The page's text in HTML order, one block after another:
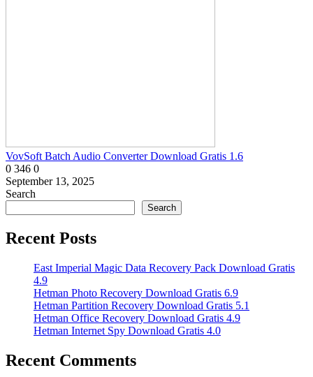
VovSoft Batch Audio Converter Download Gratis 1.6
0 346 0
September 13, 2025
Search
Search
Recent Posts
East Imperial Magic Data Recovery Pack Download Gratis
4.9
Hetman Photo Recovery Download Gratis 6.9
Hetman Partition Recovery Download Gratis 5.1
Hetman Office Recovery Download Gratis 4.9
Hetman Internet Spy Download Gratis 4.0
Recent Comments